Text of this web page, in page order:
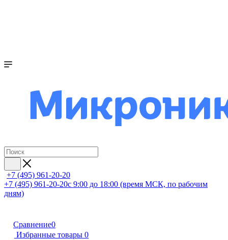
+7 (495) 961-20-20
+7 (495) 961-20-20с 9:00 до 18:00 (время МСК, по рабочим
дням)
Сравнение0
Избранные товары 0